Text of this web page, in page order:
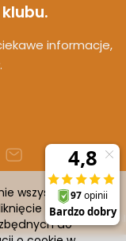
informacje,
internetowy SOTESHOP AI
wszystkich
“Odmowa”
do